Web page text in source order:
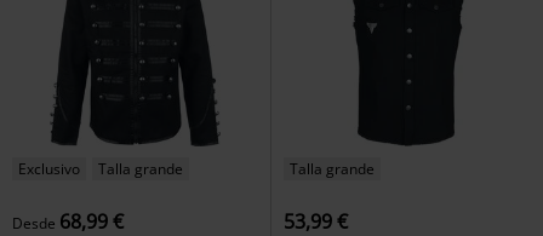
Exclusivo Talla grande
Desde 68,99 €
Talla grande
53,99 €